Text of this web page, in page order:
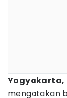
Yogyakarta,
mengatakan